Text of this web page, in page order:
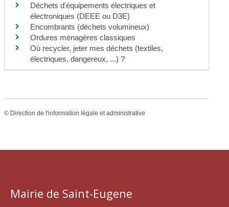
Déchets d'équipements électriques et
électroniques (DEEE ou D3E)
Encombrants (déchets volumineux)
Ordures ménagères classiques
Où recycler, jeter mes déchets (textiles,
électriques, dangereux, ...) ?
© Direction de l'information légale et administrative
Mairie de Saint-Eugene